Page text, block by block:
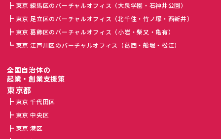
東京 練馬区のバーチャルオフィス（大泉学園・石神井公園）
東京 足立区のバーチャルオフィス（北千住・竹ノ塚・西新井）
東京 葛飾区のバーチャルオフィス（小岩・柴又・亀有）
東京 江戸川区のバーチャルオフィス（葛西・船堀・松江）
全国自治体の
起業・創業支援策
東京都
東京 千代田区
東京 中央区
東京 港区